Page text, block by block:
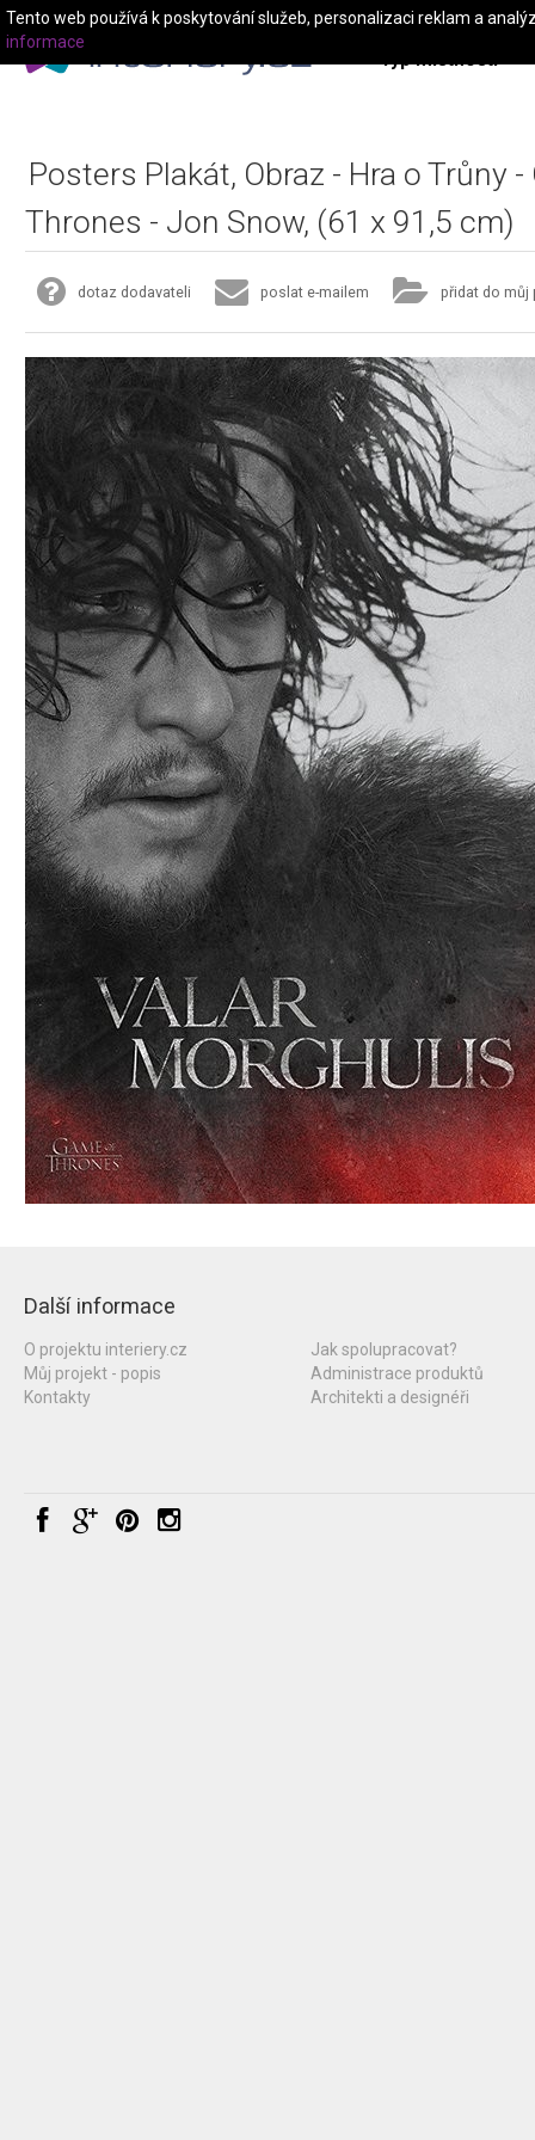
Typ místnosti
Posters Plakát, Obraz - Hra o Trůny
Thrones - Jon Snow, (61 x 91,5 cm)
dotaz dodavateli poslat e-mailem přidat do můj
Další informace
O projektu interiery.cz
Můj projekt - popis
Kontakty
Jak spolupracovat?
Administrace produktů
Architekti a designéři
Tento web používá k poskytování služeb, personalizaci reklam a
informace